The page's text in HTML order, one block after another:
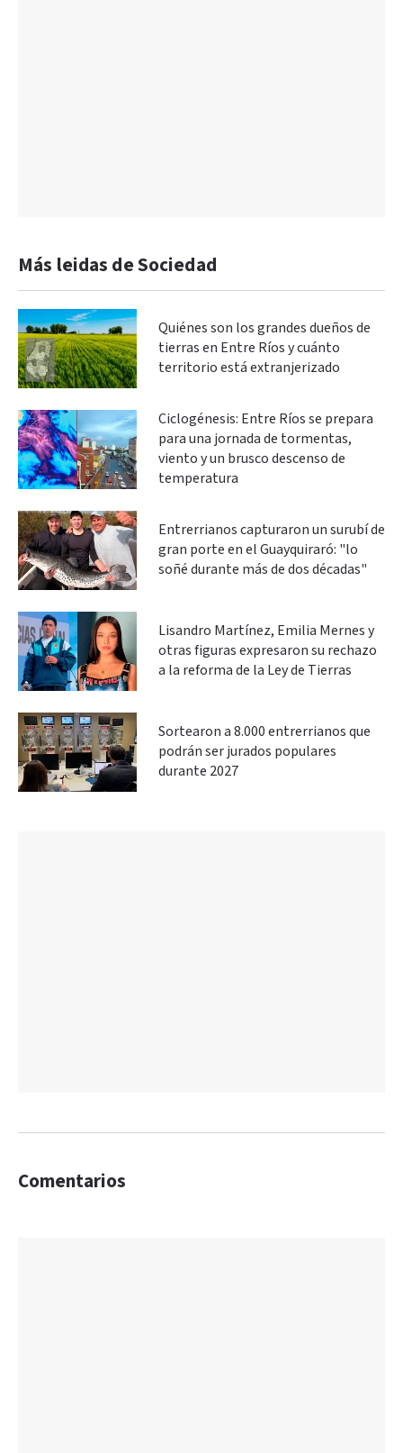
Más leidas de Sociedad
Quiénes son los grandes dueños de
tierras en Entre Ríos y cuánto
territorio está extranjerizado
Ciclogénesis: Entre Ríos se prepara
para una jornada de tormentas,
viento y un brusco descenso de
temperatura
Entrerrianos capturaron un surubí de
gran porte en el Guayquiraró: "lo
soñé durante más de dos décadas"
Lisandro Martínez, Emilia Mernes y
otras figuras expresaron su rechazo
a la reforma de la Ley de Tierras
Sortearon a 8.000 entrerrianos que
podrán ser jurados populares
durante 2027
Comentarios